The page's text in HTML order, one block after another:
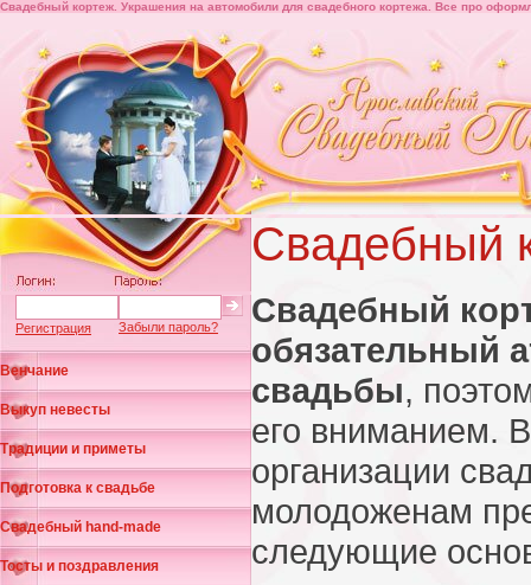
Свадебный кортеж. Украшения на автомобили для свадебного кортежа. Все про
Регистрация Забыли пароль?
Венчание
Выкуп невесты
Традиции и приметы
Подготовка к свадьбе
Свадебный hand-made
Тосты и поздравления
Свадебный
Свадебный
обязательный
свадьбы,
его вниманием.
организации
молодоженам
следующие